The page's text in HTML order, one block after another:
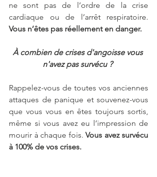
ne sont pas de l’ordre de la crise
Vous n’êtes pas réellement en danger.
À combien de crises d'angoisse vous
n'avez pas survécu ?
Rappelez-vous de toutes vos anciennes
attaques de panique et souvenez-vous
que vous vous en êtes toujours sortis,
même si vous avez eu l’impression de
mourir à chaque fois. Vous avez survécu
à 100% de vos crises.